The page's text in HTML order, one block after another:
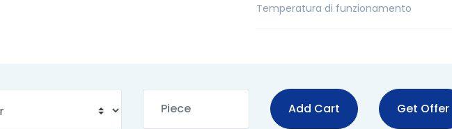
Temperatura di funzionamento
Add Cart Get Offer